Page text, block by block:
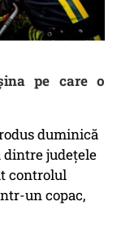
pe care o
duminică
dintre judeţele
controlul
un copac,